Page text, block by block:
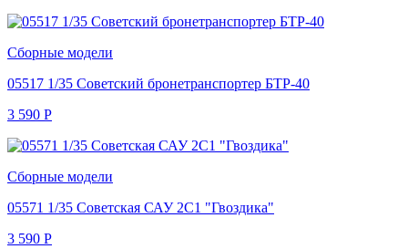
Сборные модели
05517 1/35 Советский бронетранспортер БТР-40
3 590 Р
Сборные модели
05571 1/35 Советская САУ 2С1 "Гвоздика"
3 590 Р